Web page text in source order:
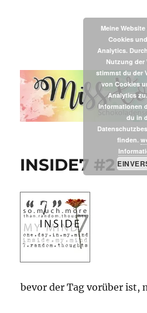
MissXoxolat's
INSIDE7 #2
bevor der Tag vorüber ist,
Meine
Cookies
Analytics.
Nutzung der
stimmst du der
von Cookies
Analytics
Informationen
du in
finden.